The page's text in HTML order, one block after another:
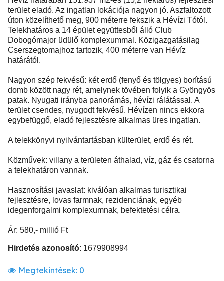
terület eladó. Az ingatlan lokációja nagyon jó. Aszfaltozott
úton közelíthető meg, 900 méterre fekszik a Hévízi Tótól.
Telekhatáros a 14 épület együttesből álló Club
Dobogómajor üdülő komplexummal. Közigazgatásilag
Cserszegtomajhoz tartozik, 400 méterre van Hévíz
határától.
Nagyon szép fekvésű: két erdő (fenyő és tölgyes) borítású
domb között nagy rét, amelynek tövében folyik a Gyöngyös
patak. Nyugati irányba panorámás, hévízi rálátással. A
terület csendes, nyugodt fekvésű. Hévízen nincs ekkora
egybefüggő, eladó fejlesztésre alkalmas üres ingatlan.
A telekkönyvi nyilvántartásban külterület, erdő és rét.
Közművek: villany a területen áthalad, víz, gáz és csatorna
a telekhatáron vannak.
Hasznosítási javaslat: kiválóan alkalmas turisztikai
fejlesztésre, lovas farmnak, rezidenciának, egyéb
idegenforgalmi komplexumnak, befektetési célra.
Ár: 580,- millió Ft
Hirdetés azonosító: 1679908994
Megtekintések: 0